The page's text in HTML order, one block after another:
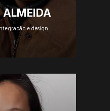
ALMEIDA
e design